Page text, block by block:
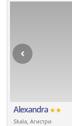
Alexandra ★★
Skala, Агистри